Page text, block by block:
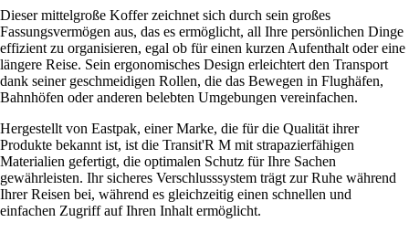
Dieser mittelgroße Koffer zeichnet sich durch sein großes
Fassungsvermögen aus, das es ermöglicht, all Ihre persönlichen Dinge
effizient zu organisieren, egal ob für einen kurzen Aufenthalt oder eine
längere Reise. Sein ergonomisches Design erleichtert den Transport
dank seiner geschmeidigen Rollen, die das Bewegen in Flughäfen,
Bahnhöfen oder anderen belebten Umgebungen vereinfachen.
Hergestellt von Eastpak, einer Marke, die für die Qualität ihrer
Produkte bekannt ist, ist die Transit'R M mit strapazierfähigen
Materialien gefertigt, die optimalen Schutz für Ihre Sachen
gewährleisten. Ihr sicheres Verschlusssystem trägt zur Ruhe während
Ihrer Reisen bei, während es gleichzeitig einen schnellen und
einfachen Zugriff auf Ihren Inhalt ermöglicht.